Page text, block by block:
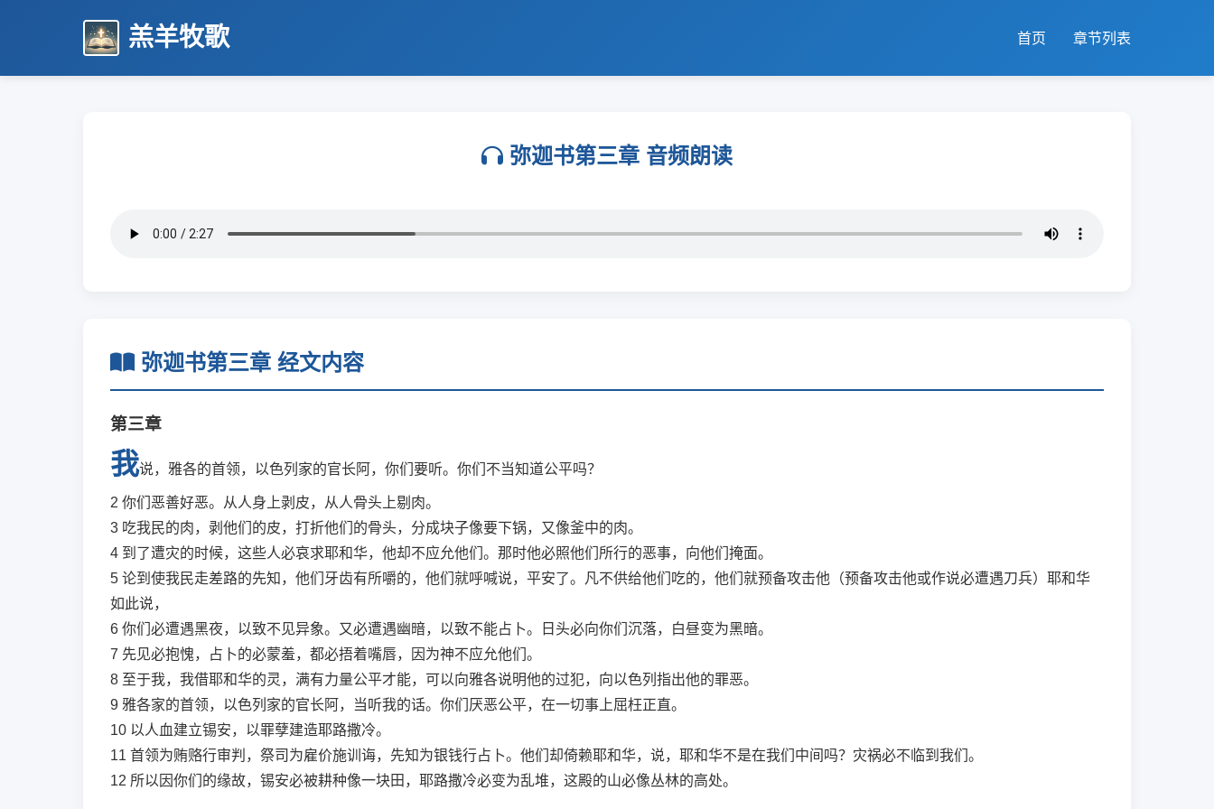
羔羊牧歌 首页 章节列表
弥迦书第三章 音频朗读
弥迦书第三章 经文内容
第三章
我说，雅各的首领，以色列家的官长阿，你们要听。你们不当知道公平吗？
2 你们恶善好恶。从人身上剥皮，从人骨头上剔肉。
3 吃我民的肉，剥他们的皮，打折他们的骨头，分成块子像要下锅，又像釜中的肉。
4 到了遭灾的时候，这些人必哀求耶和华，他却不应允他们。那时他必照他们所行的恶事，向他们掩面。
5 论到使我民走差路的先知，他们牙齿有所嚼的，他们就呼喊说，平安了。凡不供给他们吃的，他们就预备攻击他（预备攻击他或作说必遭遇刀兵）耶和华
如此说，
6 你们必遭遇黑夜，以致不见异象。又必遭遇幽暗，以致不能占卜。日头必向你们沉落，白昼变为黑暗。
7 先见必抱愧，占卜的必蒙羞，都必捂着嘴唇，因为神不应允他们。
8 至于我，我借耶和华的灵，满有力量公平才能，可以向雅各说明他的过犯，向以色列指出他的罪恶。
9 雅各家的首领，以色列家的官长阿，当听我的话。你们厌恶公平，在一切事上屈枉正直。
10 以人血建立锡安，以罪孽建造耶路撒冷。
11 首领为贿赂行审判，祭司为雇价施训诲，先知为银钱行占卜。他们却倚赖耶和华，说，耶和华不是在我们中间吗？灾祸必不临到我们。
12 所以因你们的缘故，锡安必被耕种像一块田，耶路撒冷必变为乱堆，这殿的山必像丛林的高处。